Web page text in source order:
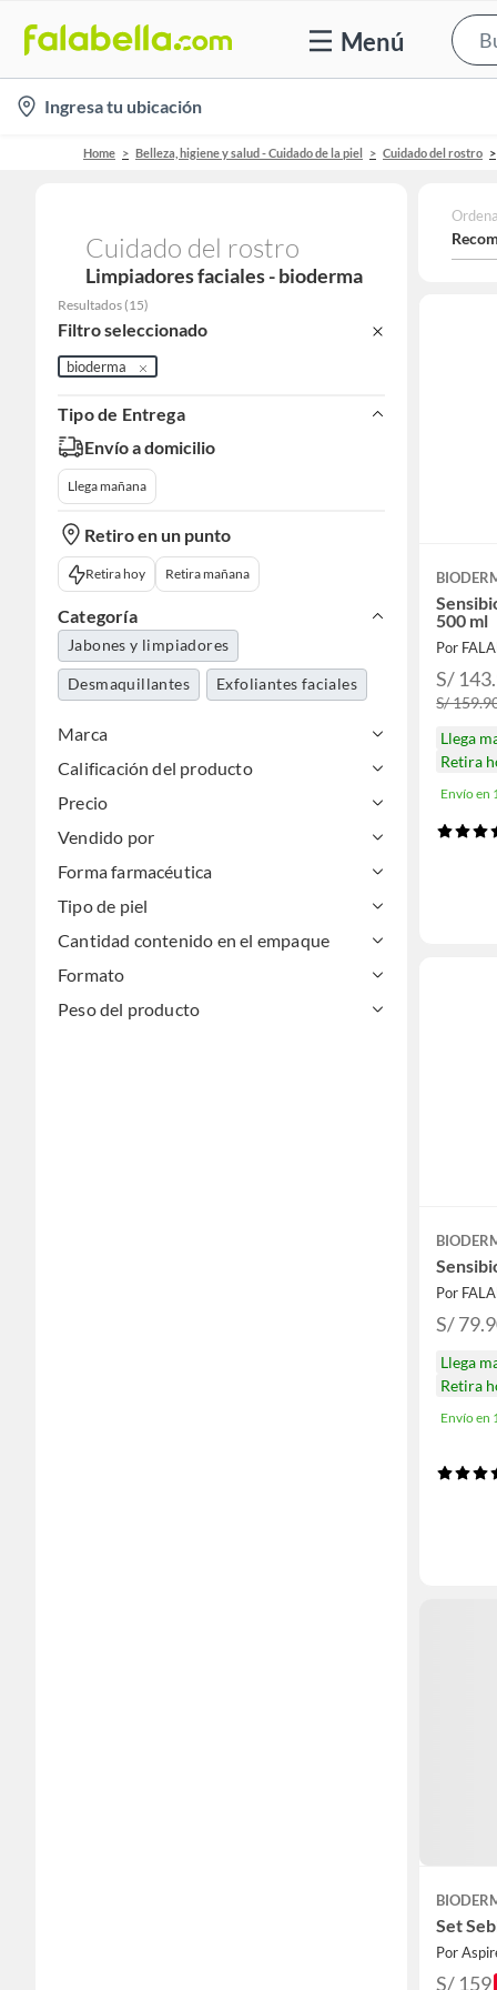
Menú
location-
icon
Ingresa tu ubicación
Home Belleza, higiene y salud - Cuidado de la piel Cuidado del rostro
Cuidado del rostro
Limpiadores faciales - bioderma
Resultados (15)
Filtro seleccionado
bioderma
Tipo de Entrega
Envío a domicilio
Llega mañana
Retiro en un punto
Retira hoy Retira mañana
Categoría
Jabones y limpiadores
Desmaquillantes Exfoliantes faciales
Marca
Calificación del producto
Precio
Vendido por
Forma farmacéutica
Tipo de piel
Cantidad contenido en el empaque
Formato
Peso del producto
500 ml
Por
S/
S/
Llega
Retira
Envío en
Por
S/
Llega
Retira
Envío en
Set
Por
S/ 159